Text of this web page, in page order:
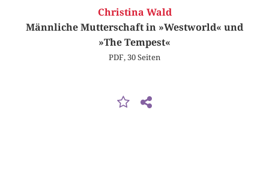
Christina Wald
Männliche Mutterschaft in »Westworld« und
»The Tempest«
PDF, 30 Seiten